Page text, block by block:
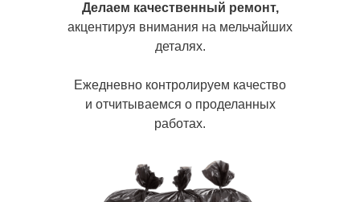
Делаем качественный ремонт,
акцентируя внимания на мельчайших
деталях.
Ежедневно контролируем качество
и отчитываемся о проделанных
работах.